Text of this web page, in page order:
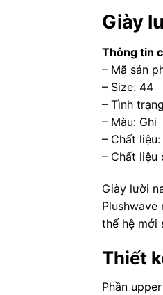
Giày
Thông tin
– Mã sản
– Size: 44
– Tình
– Màu: Ghi
– Chất
– Chất liệu
Giày lười
thế hệ mới
Thiết
Phần